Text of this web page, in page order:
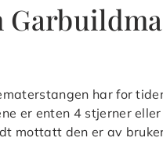
har for
er enten 4 stjerner
mottatt den er av